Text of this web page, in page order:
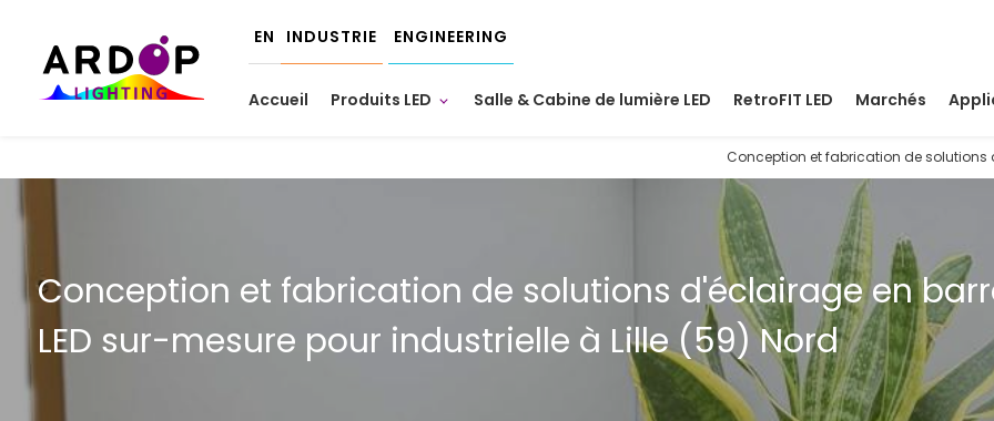
EN INDUSTRIE ENGINEERING
Accueil Produits LED Salle & Cabine de lumière LED RetroFIT LED Marchés
Conception et fabrication de solutions
Conception et fabrication de solutions d'éclairage en
LED sur-mesure pour industrielle à Lille (59) Nord